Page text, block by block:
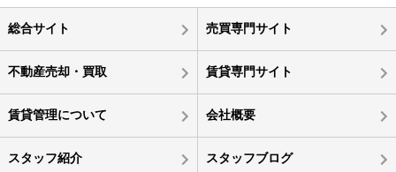
総合サイト 売買専門サイト
不動産売却・買取 賃貸専門サイト
賃貸管理について 会社概要
スタッフ紹介 スタッフブログ